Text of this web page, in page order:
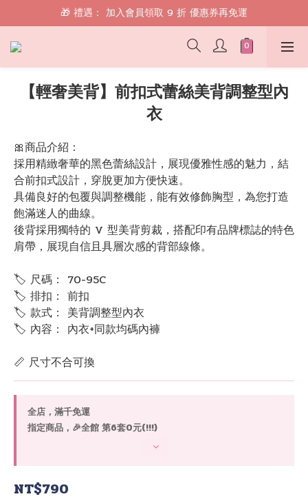
🎁 禮遇： 加入會員領取 9 折 優惠券再免運
🎁 禮遇： 加入會員領取 9 折 優惠券再免運
📱 綁定 LINE 好友，現領 $100 購物金！
🎁 禮遇： 加入會員領取 9 折 優惠券再免運
【輕奢美背】前扣式蕾絲美背調整型內
衣
🎀商品介紹：
採用精緻奢華的黑色蕾絲設計，展現優雅性感的魅力，結
合前扣式設計，穿脫更加方便快速。
具備良好的包覆與調整機能，能有效修飾胸型，為您打造
飽滿迷人的曲線。
後背採用獨特的 V 型美背剪裁，搭配印有品牌標誌的特色
肩帶，展現自信且具層次感的背部線條。
🏷 尺碼： 70-95C
🏷 排扣： 前扣
🏷 款式： 美背調整型內衣
🏷 內容： 內衣+同款均碼內褲
📏 尺寸不合可換
全店，滿千免運
指定商品，🎉全館 第6套0元(!!!)
NT$790